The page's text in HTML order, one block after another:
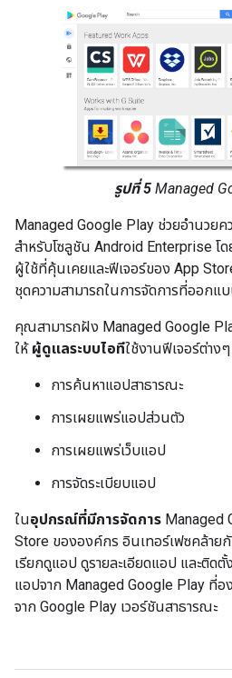
รูปที่ 5Managed
Managed Google Play ช่วยอำนวยค
สำหรับโซลูชัน Android Enterprise โ
ผู้ใช้ที่คุ้นเคยและฟีเจอร์ของ App
ชุดความสามารถในการจัดการที่ออกแ
คุณสามารถฝัง Managed Google
ให้ ผู้ดูแลระบบไอทีใช้งานฟีเจอร์ต่างๆ
การค้นหาแอปสาธารณะ
การเผยแพร่แอปส่วนตัว
การเผยแพร่เว็บแอป
การจัดระเบียบแอป
ในอุปกรณ์ที่มีการจัดการ Managed
Store ขององค์กร อินเทอร์เฟซคล้าย
เรียกดูแอป ดูรายละเอียดแอป และติดตั้
แอปจาก Managed Google Play ที่
จาก Google Play เวอร์ชันสาธารณะ